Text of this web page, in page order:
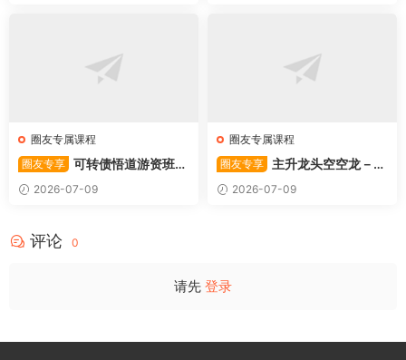
圈友专属课程
圈友专享 可转债悟道游资班出
奇系列悟道系列守正系列课程-
卓妍
2026-07-09
圈友专属课程
圈友专享
主升龙头空空龙－竞
价抢筹盘口的量化公式与十几
年的体系干货，全篇2026061
2026-07-09
评论 0
请先 登录